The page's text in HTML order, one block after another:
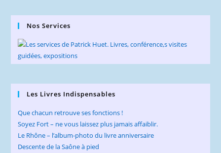
Nos Services
Les Livres Indispensables
Que chacun retrouve ses fonctions !
Soyez Fort – ne vous laissez plus jamais affaiblir.
Le Rhône – l’album-photo du livre anniversaire
Descente de la Saône à pied